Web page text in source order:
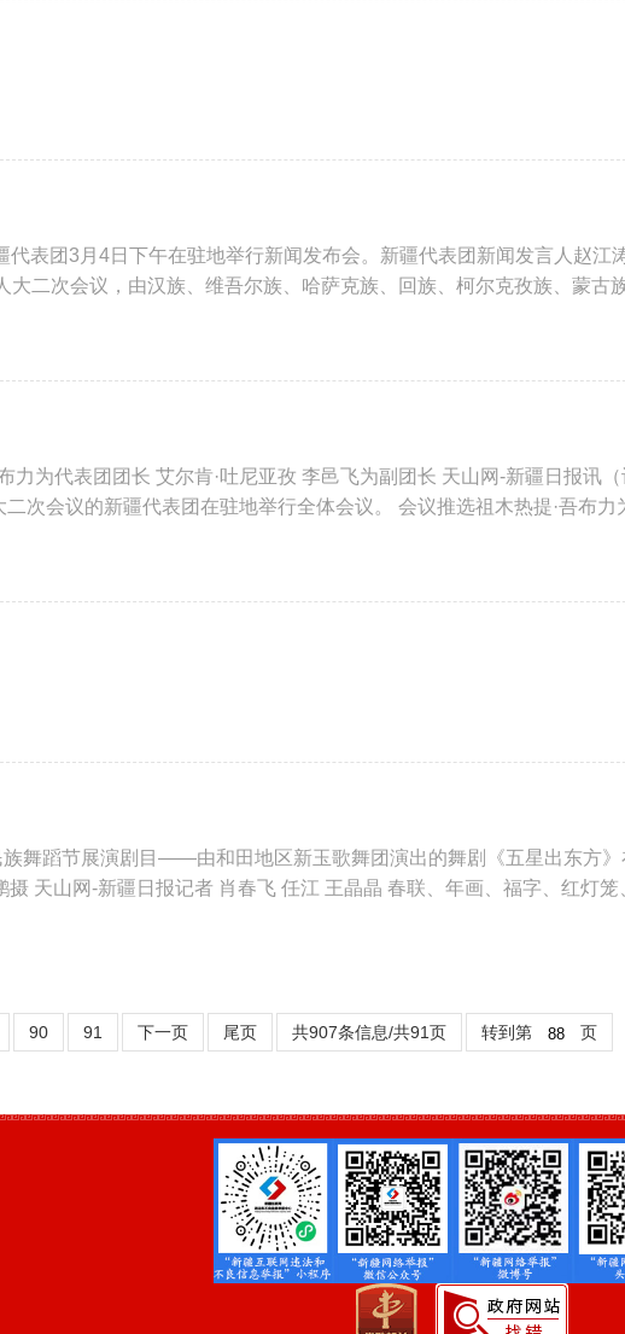
表团3月4日下午在驻地举行新闻发布会。新疆代表团新闻发言人赵江
二次会议，由汉族、维吾尔族、哈萨克族、回族、柯尔克孜族、蒙古
为代表团团长 艾尔肯·吐尼亚孜 李邑飞为副团长 天山网-新疆日报讯
次会议的新疆代表团在驻地举行全体会议。 会议推选祖木热提·吾布力
舞蹈节展演剧目——由和田地区新玉歌舞团演出的舞剧《五星出东方》
天山网-新疆日报记者 肖春飞 任江 王晶晶 春联、年画、福字、红灯笼
90 91 下一页 尾页 共907条信息/共91页 转到第 页